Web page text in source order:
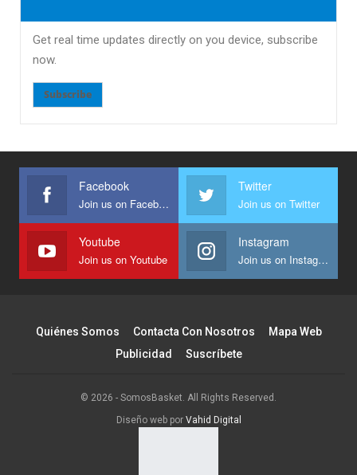
Get real time updates directly on you device, subscribe
now.
Subscribe
Facebook
Join us on Facebook
Twitter
Join us on Twitter
Youtube
Join us on Youtube
Instagram
Join us on Instagram
Quiénes Somos Contacta Con Nosotros
Mapa Web
Publicidad
Suscríbete
© 2026 - SomosBasket. All Rights Reserved.
Diseño web por Vahid Digital